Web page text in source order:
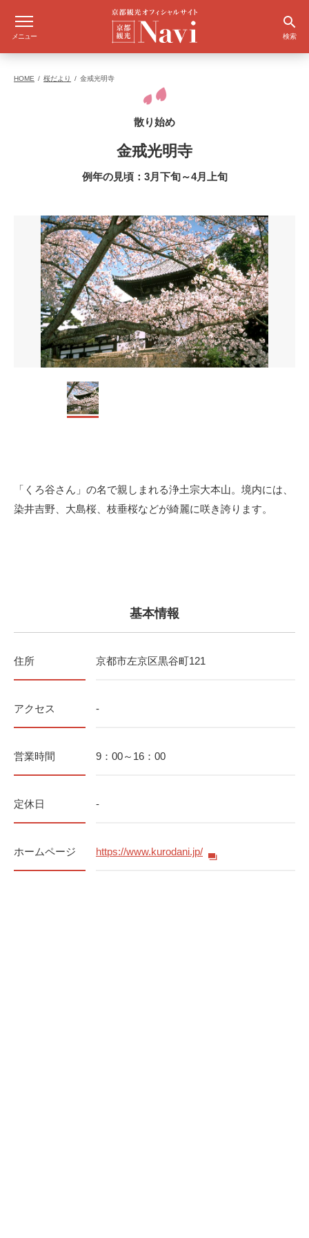
メニュー 検索
HOME 桜だより 金戒光明寺
散り始め
金戒光明寺
例年の見頃：3月下旬～4月上旬
「くろ谷さん」の名で親しまれる浄土宗大本山。境内には、
染井吉野、大島桜、枝垂桜などが綺麗に咲き誇ります。
基本情報
住所 京都市左京区黒谷町121
アクセス -
営業時間 9：00～16：00
定休日 -
ホームページ https://www.kurodani.jp/